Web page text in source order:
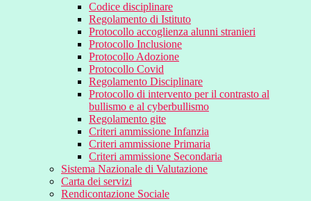
Codice disciplinare
Regolamento di Istituto
Protocollo accoglienza alunni stranieri
Protocollo Inclusione
Protocollo Adozione
Protocollo Covid
Regolamento Disciplinare
Protocollo di intervento per il contrasto al
bullismo e al cyberbullismo
Regolamento gite
Criteri ammissione Infanzia
Criteri ammissione Primaria
Criteri ammissione Secondaria
Sistema Nazionale di Valutazione
Carta dei servizi
Rendicontazione Sociale